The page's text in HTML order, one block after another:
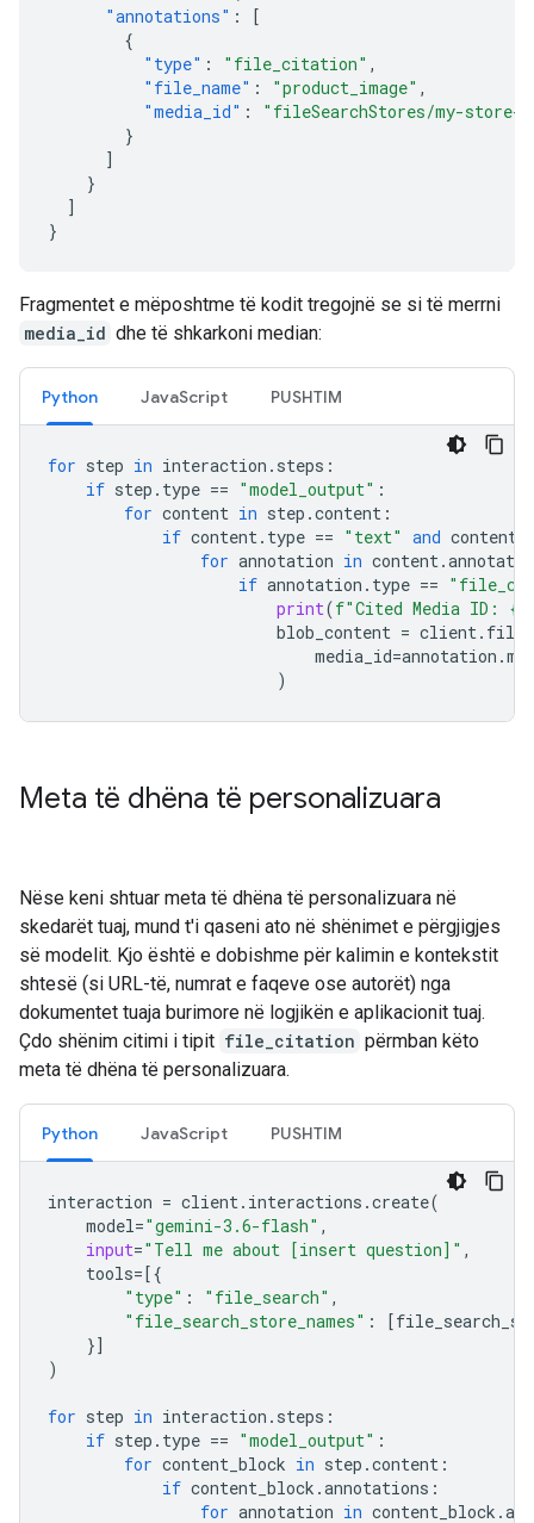
"annotations" :
[
{
"type" : "file_citation" ,
"file_name" : "product_image" ,
"media_id" :
"fileSearchStores/my-store-
}
]
}
]
}
Fragmentet e mëposhtme të kodit tregojnë se si të merrni
media_id dhe të shkarkoni median:
Python JavaScript PUSHTIM
for step in interaction . steps :
if step . type == "model_output" :
for content in step .content :
if content. type == "text" and content
for annotation in content.
if annotation . type ==
print(f"Cited Media ID: {
blob_content = client.
media_id=annotation .
)
Meta të dhëna të personalizuara
Nëse keni shtuar meta të dhëna të personalizuara në
skedarët tuaj, mund t'i qaseni ato në shënimet e përgjigjes
së modelit. Kjo është e dobishme për kalimin e kontekstit
shtesë (si URL-të, numrat e faqeve ose autorët) nga
dokumentet tuaja burimore në logjikën e aplikacionit tuaj.
Çdo shënim citimi i tipit file_citation përmban këto
meta të dhëna të personalizuara.
Python JavaScript PUSHTIM
interaction = client. interactions .create(
model="gemini-3.6-flash" ,
input="Tell me about [insert question]" ,
tools=[{
"type" : "file_search" ,
"file_search_store_names" : [
}]
)
for step in interaction . steps :
if step . type == "model_output" :
for content_block in step .content :
if content_block .annotations :
for annotation in content_block .